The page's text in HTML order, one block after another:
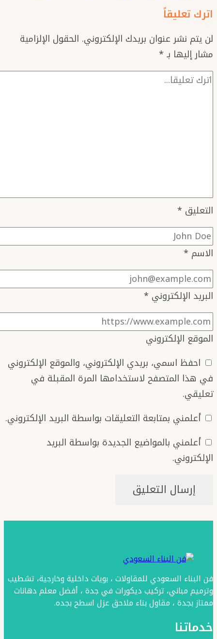
اترك تعليقاً
لن يتم نشر عنوان بريدك الإلكتروني. الحقول الإلزامية
مشار إليها بـ *
التعليق *
الاسم *
البريد الإلكتروني *
الموقع الإلكتروني
احفظ اسمي، بريدي الإلكتروني، والموقع الإلكتروني
في هذا المتصفح لاستخدامها المرة المقبلة في
تعليقي.
أعلمني بمتابعة التعليقات بواسطة البريد الإلكتروني.
أعلمني بالمواضيع الجديدة بواسطة البريد
الإلكتروني.
فن البناء السعودي للمقاولات ، بويات داخلية وخارجية، تشطيب
وترميم مباني، تركيب ديكورات في جدة ، أفضل معلم دهانات
ممتاز بجدة ، مقاول بناء ملاحق عزل اسطح بجده.
خدماتنا